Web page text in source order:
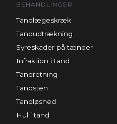
BEHANDLINGER
Tandlægeskræk
Tandudtrækning
Syreskader på tænder
Infraktion i tand
Tandretning
Tandsten
Tandløshed
Hul i tand